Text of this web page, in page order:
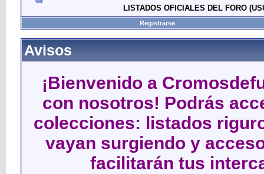
LISTADOS OFICIALES DEL FORO
Registrarse
Avisos
¡Bienvenido a
con nosotros! Podrás
colecciones: listados
vayan surgiendo y
facilitarán tus